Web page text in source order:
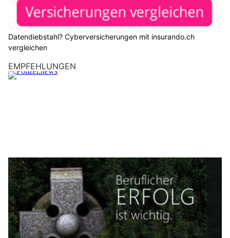
Finanzen
Werbe Atelier Oberdorf – Hochwertige Drucke für Vereine, Unternehmen und Events